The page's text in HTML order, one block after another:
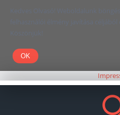
Kedves Olvasó! Weboldalunk
felhasználói élmény javítása céljából
Köszönjük!